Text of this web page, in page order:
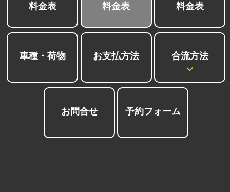
料金表
料金表
料金表
車種・荷物 お支払方法 合流方法
お問合せ 予約フォーム